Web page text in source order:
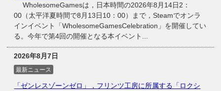
WholesomeGamesは，日本時間の2026年8月14日2：
00（太平洋夏時間で8月13日10：00）まで，Steamでオンラ
インイベント「WholesomeGamesCelebration」を開催してい
る。今年で第4回の開催となる本イベント...
2026年8月7日
最新ニュース
「ゼンレスゾーンゼロ」，フリンツ工房に所属する「ロクシ